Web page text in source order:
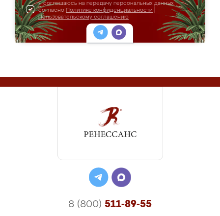
Я соглашаюсь на передачу персональных данных
согласно Политике конфиденциальности
Пользовательскому соглашению
8 (800) 511-89-55